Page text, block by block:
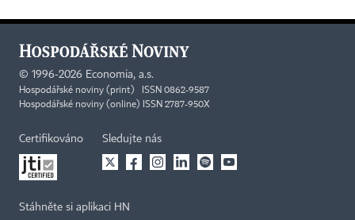
© 1996-2026 Economia, a.s.
Hospodářské noviny (print) ISSN 0862-9587
Hospodářské noviny (online) ISSN 2787-950X
Certifikováno Sledujte nás
Stáhněte si aplikaci HN